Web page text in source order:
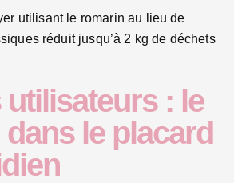
utilisant le romarin au lieu de
réduit jusqu’à 2 kg de déchets
: le
le placard